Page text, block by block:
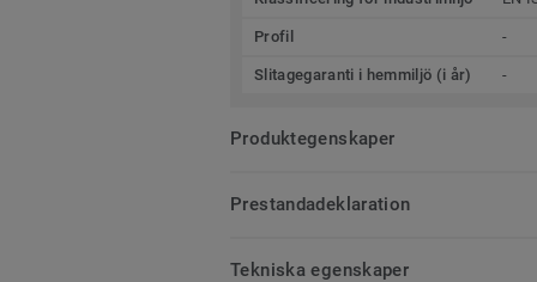
Profil -
Slitagegaranti i hemmiljö (i år) -
Produktegenskaper
Prestandadeklaration
Tekniska egenskaper